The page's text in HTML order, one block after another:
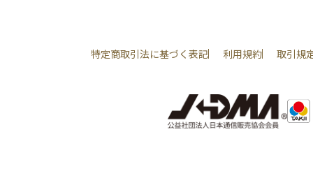
特定商取引法に基づく表記 利用規約 取引規